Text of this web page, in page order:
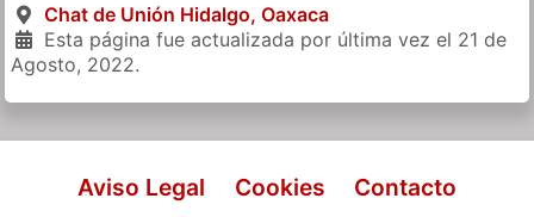
Chat de Unión Hidalgo, Oaxaca
Esta página fue actualizada por última vez el 21 de
Agosto, 2022.
Aviso Legal Cookies Contacto